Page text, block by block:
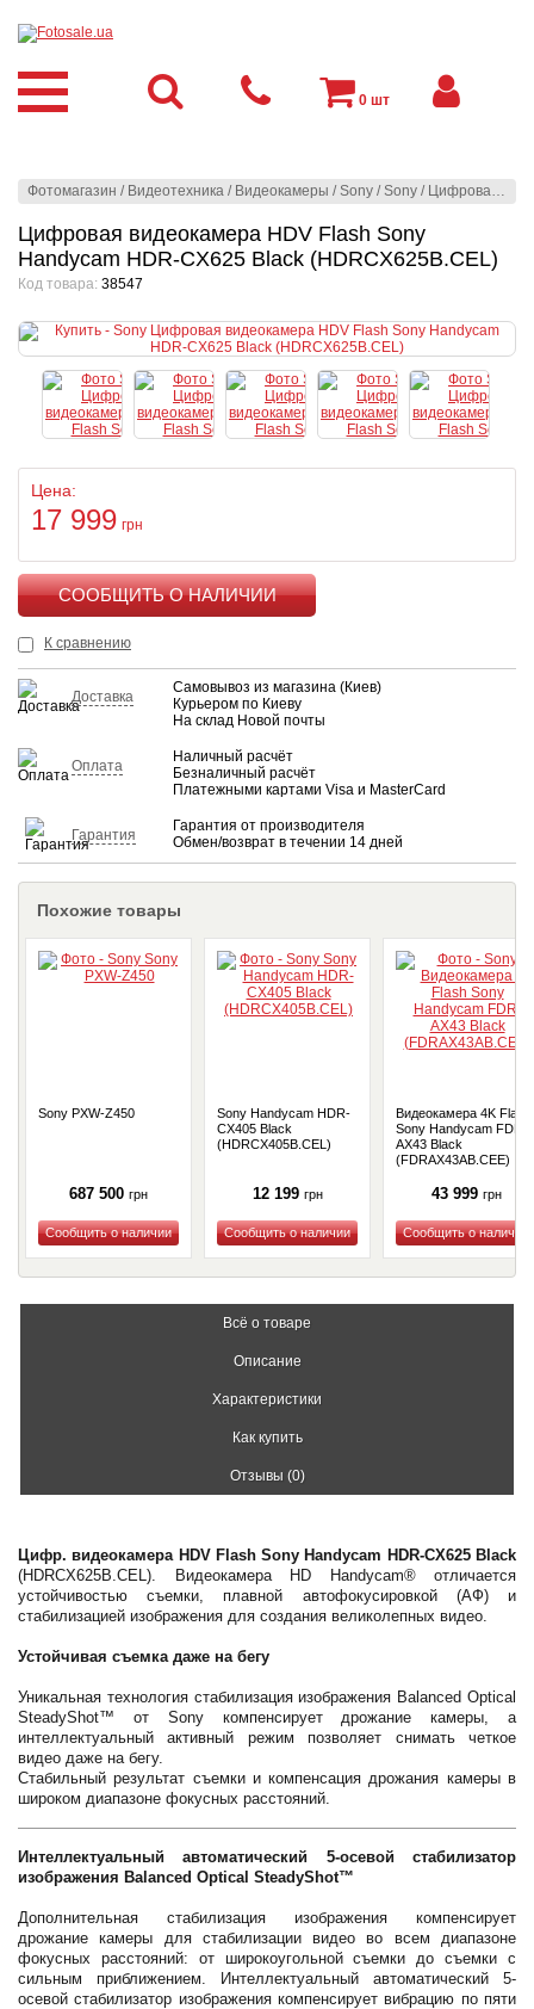
Фотомагазин / Видеотехника / Видеокамеры /Sony /Sony / Цифровая видеокамера HDV Flash Sony Handycam HDR-CX625 Black (HDRCX625B.CEL)
Цифровая видеокамера HDV Flash Sony
Handycam HDR-CX625 Black (HDRCX625B.CEL)
Код товара: 38547
Цена:
17 999 грн
К сравнению
Доставка
Самовывоз из магазина (Киев)
Курьером по Киеву
На склад Новой почты
Оплата
Наличный расчёт
Безналичный расчёт
Платежными картами Visa и MasterCard
Гарантия
Гарантия от производителя
Обмен/возврат в течении 14 дней
Похожие товары
Sony PXW-Z450
687 500 грн
Купить
Sony Handycam HDR-
CX405 Black
(HDRCX405B.CEL)
12 199 грн
Купить
Видеокамера 4K Flash
Sony Handycam FDR-
AX43 Black
(FDRAX43AB.CEE)
43 999 грн
Купить
Всё о товаре
Описание
Характеристики
Как купить
Отзывы (0)
Цифр. видеокамера HDV Flash Sony Handycam HDR-CX625 Black
(HDRCX625B.CEL). Видеокамера HD Handycam® отличается
устойчивостью съемки, плавной автофокусировкой (АФ) и
стабилизацией изображения для создания великолепных видео.
Устойчивая съемка даже на бегу
Уникальная технология стабилизация изображения Balanced Optical
SteadyShot™ от Sony компенсирует дрожание камеры, а
интеллектуальный активный режим позволяет снимать четкое
видео даже на бегу.
Стабильный результат съемки и компенсация дрожания камеры в
широком диапазоне фокусных расстояний.
Интеллектуальный автоматический 5-осевой стабилизатор
изображения Balanced Optical SteadyShot™
Дополнительная стабилизация изображения компенсирует
дрожание камеры для стабилизации видео во всем диапазоне
фокусных расстояний: от широкоугольной съемки до съемки с
сильным приближением. Интеллектуальный автоматический 5-
осевой стабилизатор изображения компенсирует вибрацию по пяти
0 шт